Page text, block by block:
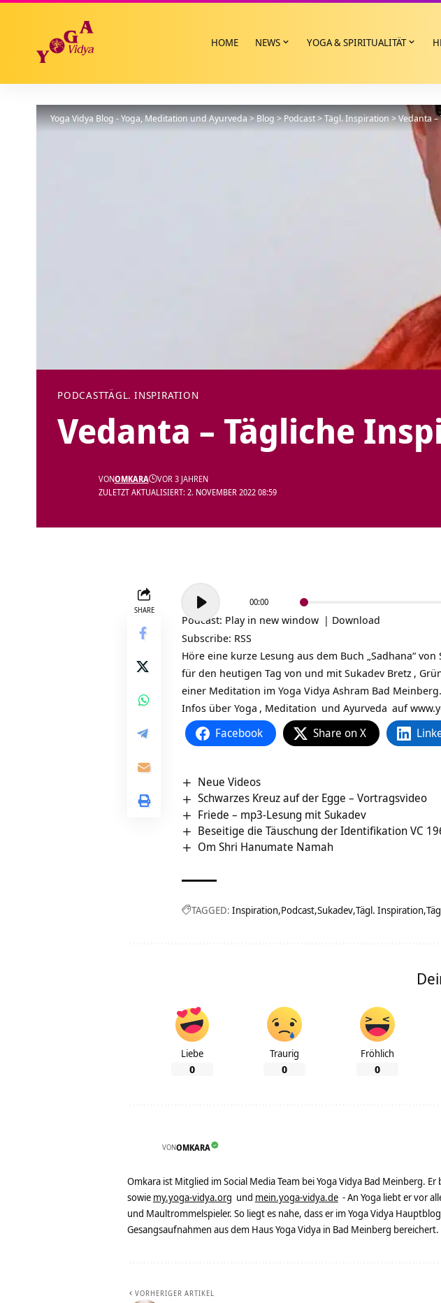
HOME NEWS YOGA & SPIRITUALITÄT
Yoga Vidya Blog - Yoga, Meditation und Ayurveda>Blog>Podcast>Tägl. Inspiration>Vedanta
PODCASTTÄGL. INSPIRATION
Vedanta – Tägliche
ZULETZT AKTUALISIERT: 2. NOVEMBER 2022 08:59
VONOMKARA VOR 3 JAHREN
SHARE
Audio-
Player
00:00
Podcast: Play in new window | Download
Subscribe: RSS
Höre eine kurze Lesung aus dem Buch „Sadhana“
für den heutigen Tag von und mit Sukadev Bretz ,
einer Meditation im Yoga Vidya Ashram Bad Meinberg.
Infos über Yoga , Meditation und Ayurveda auf
Facebook Share on X
Neue Videos
Schwarzes Kreuz auf der Egge‏‎ – Vortragsvideo
Friede – mp3-Lesung mit Sukadev
Beseitige die Täuschung der Identifikation VC
Om Shri Hanumate Namah
TAGGED: Inspiration Podcast Sukadev Tägl. Inspiration
Liebe
0
Traurig
0
Fröhlich
0
VONOMKARA
Omkara ist Mitglied im Social Media Team bei Yoga Vidya Bad Meinberg.
sowie my.yoga-vidya.org und mein.yoga-vidya.de - An Yoga liebt er vor
und Maultrommelspieler. So liegt es nahe, dass er im Yoga Vidya
Gesangsaufnahmen aus dem Haus Yoga Vidya in Bad Meinberg bereichert.
VORHERIGER ARTIKEL